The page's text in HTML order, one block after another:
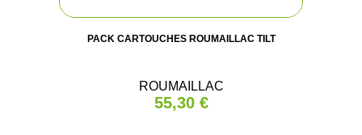
PACK CARTOUCHES ROUMAILLAC TILT
ROUMAILLAC
55,30 €